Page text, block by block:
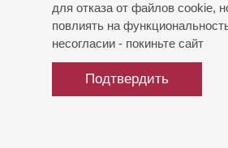
для отказа от файлов cookie,
повлиять на
несогласии - покиньте сайт
Подтвердить